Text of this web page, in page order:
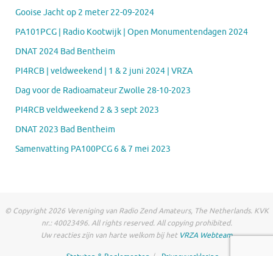
Gooise Jacht op 2 meter 22-09-2024
PA101PCG | Radio Kootwijk | Open Monumentendagen 2024
DNAT 2024 Bad Bentheim
PI4RCB | veldweekend | 1 & 2 juni 2024 | VRZA
Dag voor de Radioamateur Zwolle 28-10-2023
PI4RCB veldweekend 2 & 3 sept 2023
DNAT 2023 Bad Bentheim
Samenvatting PA100PCG 6 & 7 mei 2023
© Copyright 2026 Vereniging van Radio Zend Amateurs, The Netherlands. KVK
nr.: 40023496. All rights reserved. All copying prohibited.
Uw reacties zijn van harte welkom bij het VRZA Webteam